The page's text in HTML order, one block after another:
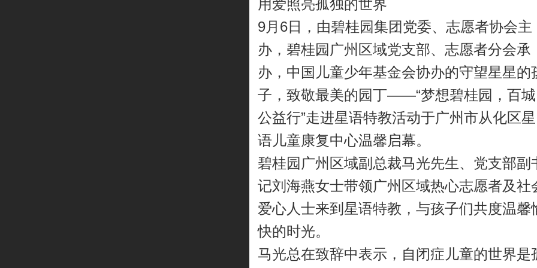
用爱照亮孤独的世界
9月6日，由碧桂园集团党委、志愿者协会主
办，碧桂园广州区域党支部、志愿者分会承
办，中国儿童少年基金会协办的守望星星的
子，致敬最美的园丁——“梦想碧桂园，百城
公益行”走进星语特教活动于广州市从化区星
语儿童康复中心温馨启幕。
碧桂园广州区域副总裁马光先生、党支部副
记刘海燕女士带领广州区域热心志愿者及社
爱心人士来到星语特教，与孩子们共度温馨
快的时光。
马光总在致辞中表示，自闭症儿童的世界是